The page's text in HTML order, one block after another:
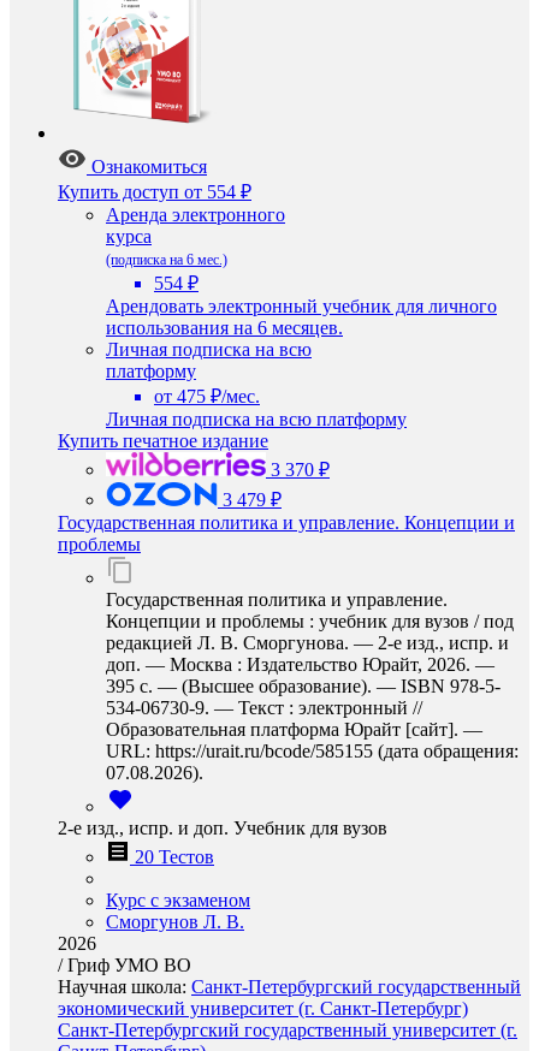
Ознакомиться
Купить доступ от 554 ₽
Аренда электронного
курса
(подписка на 6 мес.)
554 ₽
Арендовать электронный учебник для личного
использования на 6 месяцев.
Личная подписка на всю
платформу
от 475 ₽/мес.
Личная подписка на всю платформу
Купить печатное издание
3 370 ₽
3 479 ₽
Государственная политика и управление. Концепции и
проблемы
Государственная политика и управление.
Концепции и проблемы : учебник для вузов / под
редакцией Л. В. Сморгунова. — 2-е изд., испр. и
доп. — Москва : Издательство Юрайт, 2026. —
395 с. — (Высшее образование). — ISBN 978-5-
534-06730-9. — Текст : электронный //
Образовательная платформа Юрайт [сайт]. —
URL: https://urait.ru/bcode/585155 (дата обращения:
07.08.2026).
2-е изд., испр. и доп. Учебник для вузов
20 Тестов
Курс с экзаменом
Сморгунов Л. В.
2026
/Гриф УМО ВО
Научная школа: Санкт-Петербургский государственный
экономический университет (г. Санкт-Петербург)
Санкт-Петербургский государственный университет (г.